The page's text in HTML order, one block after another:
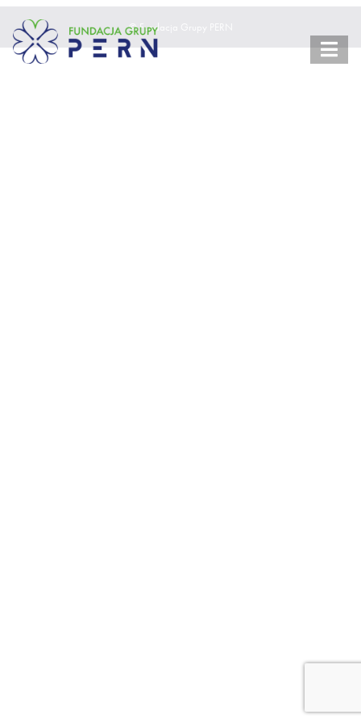
© Fundacja Grupy PERN